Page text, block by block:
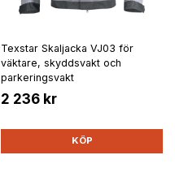
Texstar Skaljacka VJ03 för
väktare, skyddsvakt och
parkeringsvakt
2 236 kr
KÖP